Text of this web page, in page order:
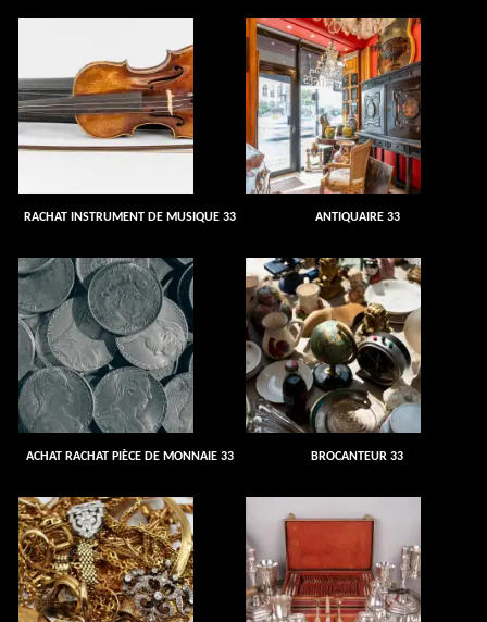
RACHAT INSTRUMENT DE MUSIQUE 33 ANTIQUAIRE 33
ACHAT RACHAT PIÈCE DE MONNAIE 33 BROCANTEUR 33